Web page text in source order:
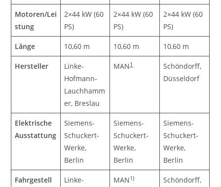
Motoren/Lei
stung
2×44 kW (60
PS)
2×44 kW (60
PS)
2×44 kW (60
PS)
Länge 10,60 m 10,60 m 10,60 m
Hersteller
Linke-
Hofmann-
Lauchhamm
er, Breslau
MAN1
Schöndorff,
Düsseldorf
Elektrische
Ausstattung
Siemens-
Schuckert-
Werke,
Berlin
Siemens-
Schuckert-
Werke,
Berlin
Siemens-
Schuckert-
Werke,
Berlin
Fahrgestell
Linke-
MAN1)
Schöndorff,